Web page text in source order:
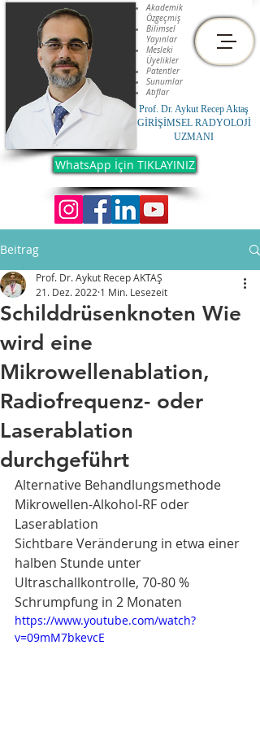
Prof. Dr. Aykut Recep Aktaş
GİRİŞİMSEL RADYOLOJİ
UZMANI
WhatsApp İçin TIKLAYINIZ
Akademik
Özgeçmiş
Bilimsel
Yayınlar
Mesleki
Üyelikler
Patentler
Sunumlar
Atıflar
Beitrag
Schilddrüsenknoten Wie
wird eine
Mikrowellenablation,
Radiofrequenz- oder
Laserablation
durchgeführt
Prof. Dr. Aykut Recep AKTAŞ
21. Dez. 2022 1 Min. Lesezeit
Alternative Behandlungsmethode
Mikrowellen-Alkohol-RF oder
Laserablation
Sichtbare Veränderung in etwa einer
halben Stunde unter
Ultraschallkontrolle, 70-80 %
Schrumpfung in 2 Monaten
https://www.youtube.com/watch?
v=09mM7bkevcE